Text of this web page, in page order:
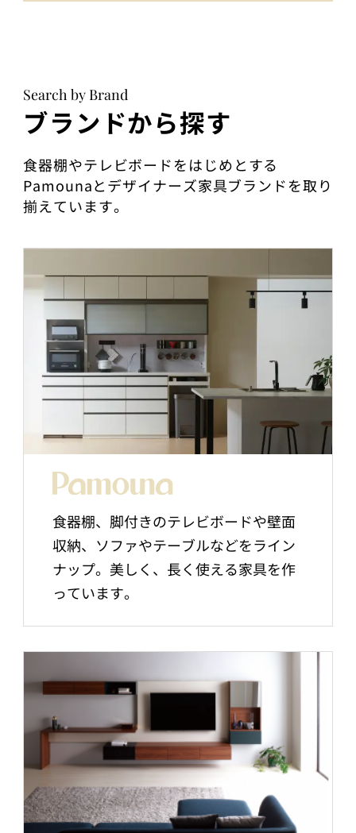
Search by Brand
ブランドから探す
食器棚やテレビボードをはじめとする
Pamounaとデザイナーズ家具ブランドを取り
揃えています。
食器棚、脚付きのテレビボードや壁面
収納、ソファやテーブルなどをライン
ナップ。美しく、長く使える家具を作
っています。